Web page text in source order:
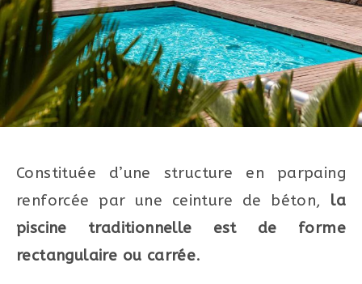
Constituée d’une structure en parpaing
renforcée par une ceinture de béton, la
piscine traditionnelle est de forme
rectangulaire ou carrée.